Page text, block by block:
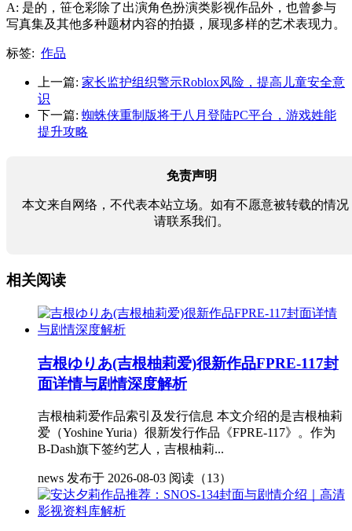
A: 是的，笹仓彩除了出演角色扮演类影视作品外，也曾参与
写真集及其他多种题材内容的拍摄，展现多样的艺术表现力。
标签: 作品
上一篇: 家长监护组织警示Roblox风险，提高儿童安全意
识
下一篇: 蜘蛛侠重制版将于八月登陆PC平台，游戏姓能
提升攻略
免责声明
本文来自网络，不代表本站立场。如有不愿意被转载的情况
请联系我们。
相关阅读
吉根ゆりあ(吉根柚莉爱)很新作品FPRE-117封
面详情与剧情深度解析
吉根柚莉爱作品索引及发行信息 本文介绍的是吉根柚莉
爱（Yoshine Yuria）很新发行作品《FPRE-117》。作为
B-Dash旗下签约艺人，吉根柚莉...
news 发布于 2026-08-03 阅读（13）